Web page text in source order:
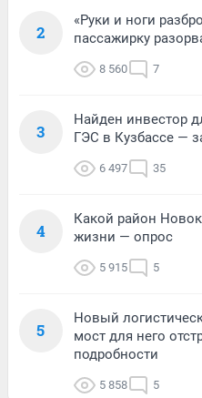
2
«Руки и ноги
пассажирку
8 560 7
3
Найден инвестор
ГЭС в Кузбассе —
6 497 35
4
Какой район
жизни — опрос
5 915 5
5
Новый
мост для него
подробности
5 858 5